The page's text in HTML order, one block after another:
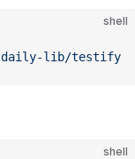
shell
daily-lib/testify
shell